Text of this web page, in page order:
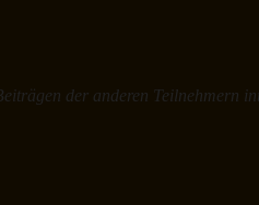
der anderen Teilnehmern